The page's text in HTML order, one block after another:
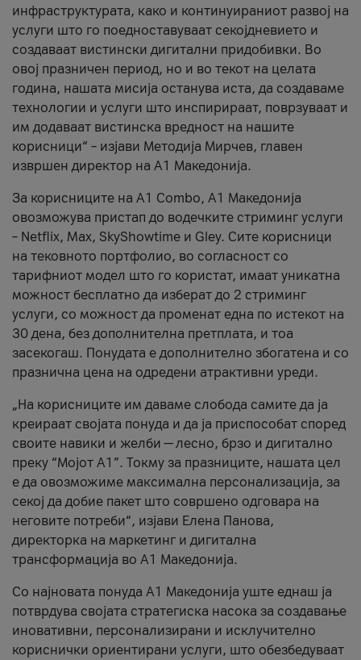
инфраструктурата, како и континуираниот развој на
услуги што го поедноставуваат секојдневието и
создаваат вистински дигитални придобивки. Во
овој празничен период, но и во текот на целата
година, нашата мисија останува иста, да создаваме
технологии и услуги што инспирираат, поврзуваат и
им додаваат вистинска вредност на нашите
корисници“ – изјави Методија Мирчев, главен
извршен директор на А1 Македонија.
За корисниците на A1 Combo, А1 Македонија
овозможува пристап до водечките стриминг услуги
– Netflix, Max, SkyShowtime и Gley. Сите корисници
на тековното портфолио, во согласност со
тарифниот модел што го користат, имаат уникатна
можност бесплатно да изберат до 2 стриминг
услуги, со можност да променат една по истекот на
30 дена, без дополнителна претплата, и тоа
засекогаш. Понудата е дополнително збогатена и со
празнична цена на одредени атрактивни уреди.
„На корисниците им даваме слобода самите да ја
креираат својата понуда и да ја приспособат според
своите навики и желби — лесно, брзо и дигитално
преку “Мојот А1”. Токму за празниците, нашата цел
е да овозможиме максимална персонализација, за
секој да добие пакет што совршено одговара на
неговите потреби“, изјави Елена Панова,
директорка на маркетинг и дигитална
трансформација во А1 Македонија.
Со најновата понуда А1 Македонија уште еднаш ја
потврдува својата стратегиска насока за создавање
иновативни, персонализирани и исклучително
кориснички ориентирани услуги, што обезбедуваат